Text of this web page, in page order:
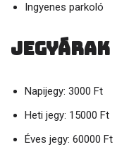
Ingyenes parkoló
Jegyárak
Napijegy: 3000 Ft
Heti jegy: 15000 Ft
Éves jegy: 60000 Ft